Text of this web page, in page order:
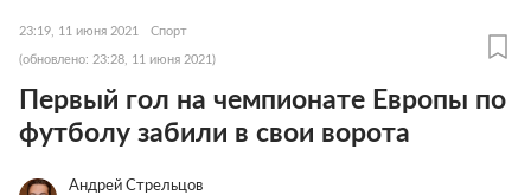
23:19, 11 июня 2021 Спорт
(обновлено: 23:28, 11 июня 2021)
Первый гол на чемпионате Европы по
футболу забили в свои ворота
Андрей Стрельцов